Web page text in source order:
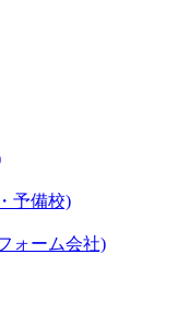
予備校)
ォーム会社)